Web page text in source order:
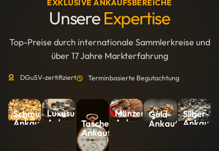
EXKLUSIVE ANKAUFSBEREICHE
UnsereExpertise
Top-Preise durch internationale Sammlerkreise und
über 17 Jahre Markterfahrung
DGuSV-zertifiziert Terminbasierte Begutachtung
Schmuck-
Ankauf
Luxusuhren-
Ankauf
Taschenuhren-
Ankauf
Münzen-
Ankauf
Gold-
Ankauf
Silber-
Ankauf